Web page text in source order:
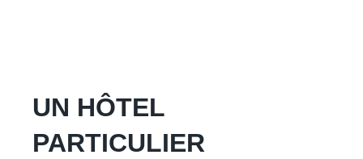
UN HÔTEL
PARTICULIER